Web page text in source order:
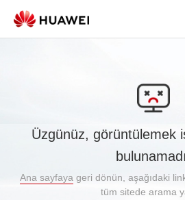
Üzgünüz, görüntülemek
Ana sayfaya geri dönün, aşağıdaki
tüm sitede arama